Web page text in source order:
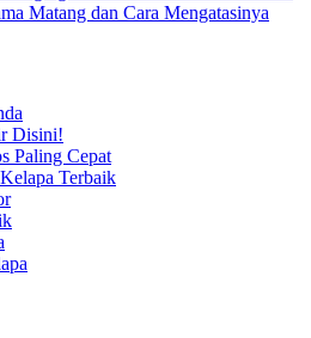
Matang dan Cara Mengatasinya
Disini!
Paling Cepat
Terbaik